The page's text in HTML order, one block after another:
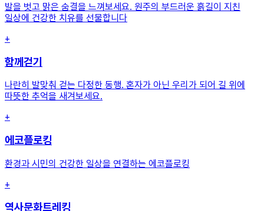
발을 벗고 맑은 숨결을 느껴보세요. 원주의 부드러운 흙길이 지친
일상에 건강한 치유를 선물합니다
+
함께걷기
나란히 발맞춰 걷는 다정한 동행. 혼자가 아닌 우리가 되어 길 위에
따뜻한 추억을 새겨보세요.
+
에코플로킹
환경과 시민의 건강한 일상을 연결하는 에코플로킹
+
역사문화트레킹